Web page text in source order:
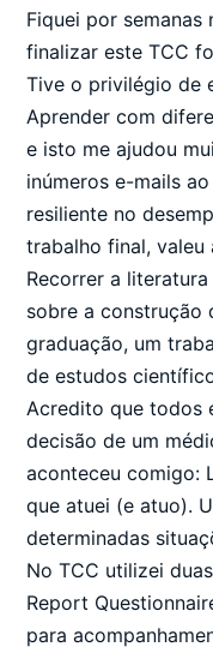
Fiquei por
finalizar este TCC
Tive o privilégio de
Aprender com
e isto me ajudou
inúmeros e-mails
resiliente no
trabalho final,
Recorrer a
sobre a construção
graduação, um
de estudos
Acredito que todos
decisão de um
aconteceu comigo:
que atuei (e atuo).
determinadas
No TCC utilizei
Report
para